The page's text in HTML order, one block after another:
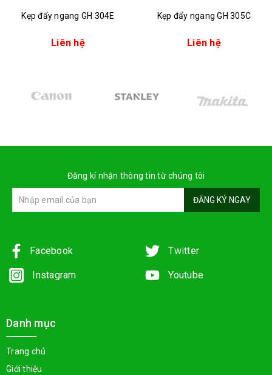
Kẹp đẩy ngang GH 304E
Liên hệ
Kẹp đẩy ngang GH 305C
Liên hệ
Đăng kí nhận thông tin từ chúng tôi
ĐĂNG KÝ NGAY
Facebook Twitter
Instagram Youtube
Danh mục
Trang chủ
Giới thiệu